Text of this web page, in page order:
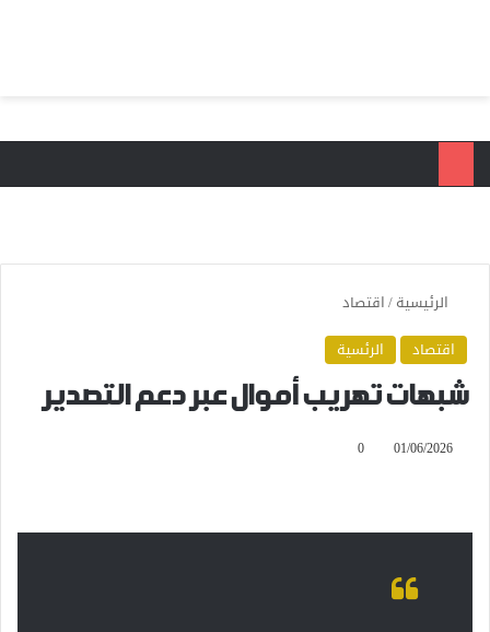
الرئيسية/اقتصاد
اقتصاد
الرئسية
شبهات تهريب أموال عبر دعم التصدير
01/06/2026
0